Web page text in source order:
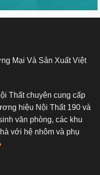
Mại Và Sản Xuất Việt
Thất chuyên cung cấp
hiệu Nội Thất 190 và
văn phòng, các khu
với hệ nhôm và phụ